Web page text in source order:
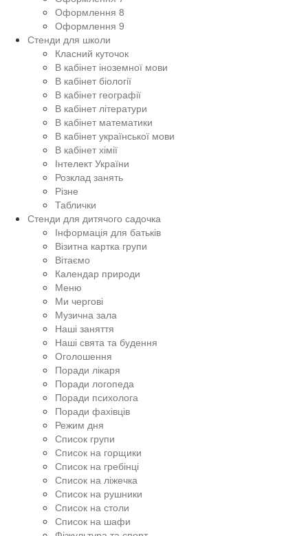
Оформлення 8
Оформлення 9
Стенди для школи
Класний куточок
В кабінет іноземної мови
В кабінет біології
В кабінет географії
В кабінет літератури
В кабінет математики
В кабінет української мови
В кабінет хімії
Інтелект України
Розклад занять
Різне
Таблички
Стенди для дитячого садочка
Інформація для батьків
Візитна картка групи
Вітаємо
Календар природи
Меню
Ми чергові
Музична зала
Наші заняття
Наші свята та будення
Оголошення
Поради лікаря
Поради логопеда
Поради психолога
Поради фахівців
Режим дня
Список групи
Список на горщики
Список на гребінці
Список на ліжечка
Список на рушники
Список на столи
Список на шафи